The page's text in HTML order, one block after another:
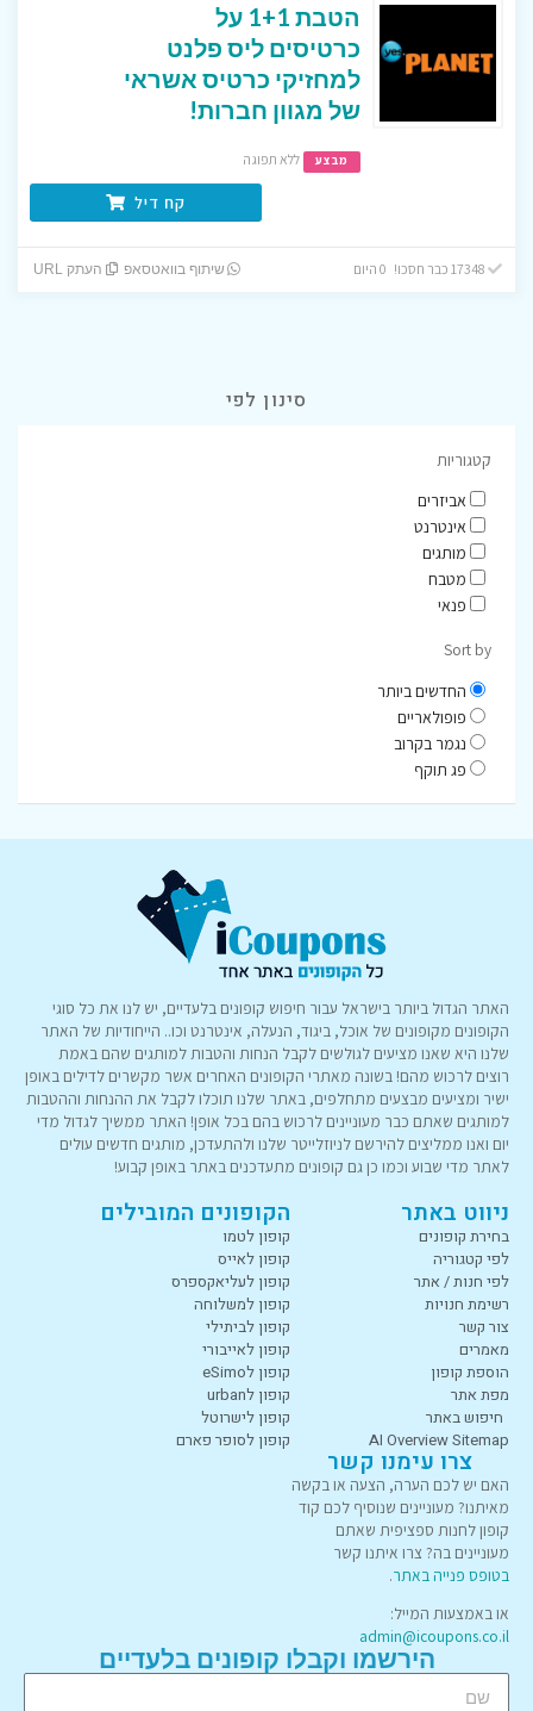
הטבת 1+1 על
כרטיסים ליס פלנט
למחזיקי כרטיס אשראי
של מגוון חברות!
מבצע ללא תפוגה
קח דיל
17348 כבר חסכו! 0 היום שיתוף בוואטסאפ העתק URL
סינון לפי
קטגוריות
אביזרים
אינטרנט
מותגים
מטבח
פנאי
Sort by
החדשים ביותר
פופולאריים
נגמר בקרוב
פג תוקף
האתר הגדול ביותר בישראל עבור חיפוש קופונים בלעדיים, יש לנו את כל סוגי
הקופונים מקופונים של אוכל, ביגוד, הנעלה, אינטרנט וכו.. הייחודיות של האתר
שלנו היא שאנו מציעים לגולשים לקבל הנחות והטבות למותגים שהם באמת
רוצים לרכוש מהם! בשונה מאתרי הקופונים האחרים אשר מקשרים לדילים באופן
ישיר ומציעים מבצעים מתחלפים, באתר שלנו תוכלו לקבל את ההנחות וההטבות
למותגים שאתם כבר מעוניינים לרכוש בהם בכל אופן! האתר ממשיך לגדול מדי
יום ואנו ממליצים להירשם לניוזלייטר שלנו ולהתעדכן, מותגים חדשים עולים
לאתר מדי שבוע וכמו כן גם קופונים מתעדכנים באתר באופן קבוע!
ניווט באתר
בחירת קופונים
לפי קטגוריה
לפי חנות / אתר
רשימת חנויות
צור קשר
מאמרים
הוספת קופון
מפת אתר
חיפוש באתר
AI Overview Sitemap
הקופונים המובילים
קופון לטמו
קופון לאייס
קופון לעליאקספרס
קופון למשלוחה
קופון לביתילי
קופון לאייבורי
קופון לeSimo
קופון לurban
קופון לישרוטל
קופון לסופר פארם
צרו עימנו קשר
האם יש לכם הערה, הצעה או בקשה
מאיתנו? מעוניינים שנוסיף לכם קוד
קופון לחנות ספציפית שאתם
מעוניינים בה? צרו איתנו קשר
בטופס פנייה באתר.
או באמצעות המייל:
admin@icoupons.co.il
הירשמו וקבלו קופונים בלעדיים